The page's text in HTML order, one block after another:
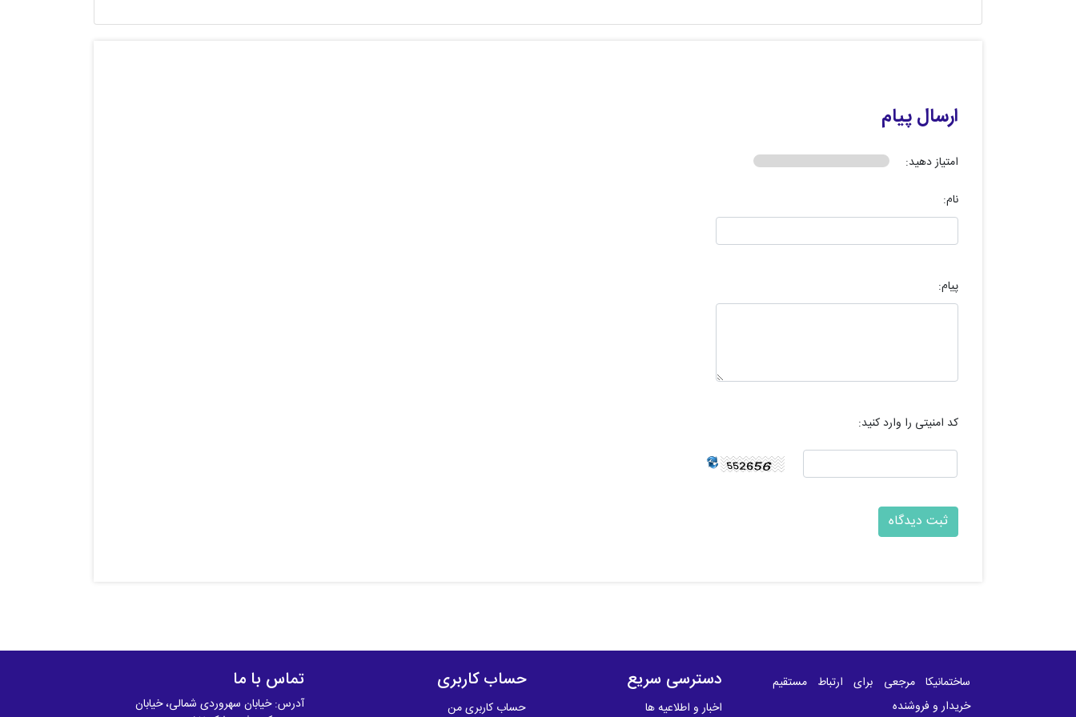
ارسال پیام
امتیاز دهید:
نام:
پیام:
کد امنیتی را وارد کنید:
ساختمانیکا مرجعی برای ارتباط مستقیم
خریدار و فروشنده
دسترسی سریع
اخبار و اطلاعیه ها
حساب کاربری
حساب کاربری من
تماس با ما
آدرس: خیابان سهروردی شمالی، خیابان